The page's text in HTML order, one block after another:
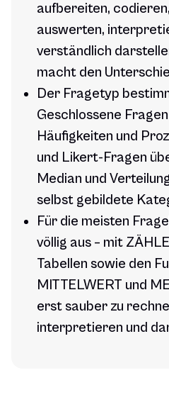
aufbereiten,
auswerten,
verständlich
macht den
Der Fragetyp
Geschlossene
Häufigkeiten und
und Likert-Fragen
Median und
selbst gebildete
Für die meisten
völlig aus – mit
Tabellen sowie den
MITTELWERT und
erst sauber zu
interpretieren und